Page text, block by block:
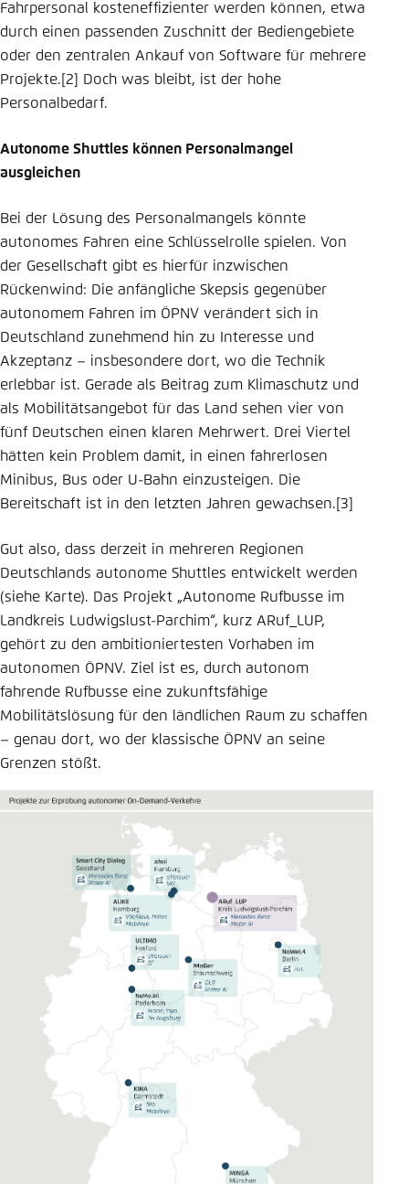
Fahrpersonal kosteneffizienter werden können, etwa
durch einen passenden Zuschnitt der Bediengebiete
oder den zentralen Ankauf von Software für mehrere
Projekte.[2] Doch was bleibt, ist der hohe
Personalbedarf.
Autonome Shuttles können Personalmangel
ausgleichen
Bei der Lösung des Personalmangels könnte
autonomes Fahren eine Schlüsselrolle spielen. Von
der Gesellschaft gibt es hierfür inzwischen
Rückenwind: Die anfängliche Skepsis gegenüber
autonomem Fahren im ÖPNV verändert sich in
Deutschland zunehmend hin zu Interesse und
Akzeptanz – insbesondere dort, wo die Technik
erlebbar ist. Gerade als Beitrag zum Klimaschutz und
als Mobilitätsangebot für das Land sehen vier von
fünf Deutschen einen klaren Mehrwert. Drei Viertel
hätten kein Problem damit, in einen fahrerlosen
Minibus, Bus oder U-Bahn einzusteigen. Die
Bereitschaft ist in den letzten Jahren gewachsen.[3]
Gut also, dass derzeit in mehreren Regionen
Deutschlands autonome Shuttles entwickelt werden
(siehe Karte). Das Projekt „Autonome Rufbusse im
Landkreis Ludwigslust-Parchim“, kurz ARuf_LUP,
gehört zu den ambitioniertesten Vorhaben im
autonomen ÖPNV. Ziel ist es, durch autonom
fahrende Rufbusse eine zukunftsfähige
Mobilitätslösung für den ländlichen Raum zu schaffen
– genau dort, wo der klassische ÖPNV an seine
Grenzen stößt.